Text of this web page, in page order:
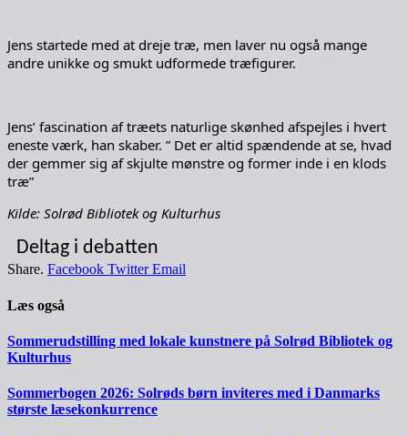
Jens startede med at dreje træ, men laver nu også mange
andre unikke og smukt udformede træfigurer.
Jens’ fascination af træets naturlige skønhed afspejles i hvert
eneste værk, han skaber. ” Det er altid spændende at se, hvad
der gemmer sig af skjulte mønstre og former inde i en klods
træ”
Kilde: Solrød Bibliotek og Kulturhus
Deltag i debatten
Share. Facebook Twitter Email
Læs også
Sommerudstilling med lokale kunstnere på Solrød Bibliotek og
Kulturhus
Sommerbogen 2026: Solrøds børn inviteres med i Danmarks
største læsekonkurrence